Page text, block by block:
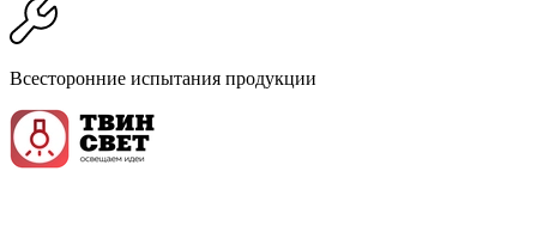
Всесторонние испытания продукции